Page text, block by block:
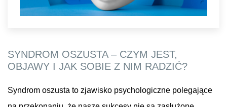
SYNDROM OSZUSTA – CZYM JEST,
OBJAWY I JAK SOBIE Z NIM RADZIĆ?
Syndrom oszusta to zjawisko psychologiczne polegające